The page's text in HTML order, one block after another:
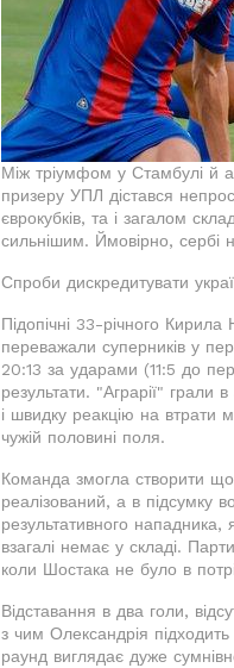
Між тріумфом у Стамбулі й
призеру УПЛ дістався
єврокубків, та і загалом
сильнішим. Ймовірно, сербі
Спроби дискредитувати
Підопічні 33-річного
переважали суперників у
20:13 за ударами (11:5 до
результати. "Аграрії" грали
і швидку реакцію на втрати
чужій половині поля.
Команда змогла створити
реалізований, а в підсумку
результативного
взагалі немає у складі.
коли Шостака не було в
Відставання в два голи,
з чим Олександрія
раунд виглядає дуже